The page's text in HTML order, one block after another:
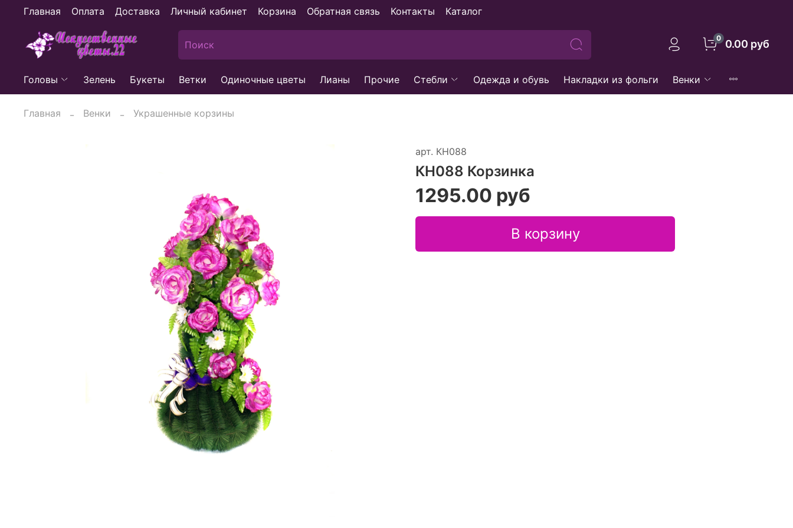
Главная Оплата Доставка Личный кабинет Корзина Обратная связь Контакты Каталог
0 0.00 руб
Головы Зелень Букеты Ветки Одиночные цветы Лианы Прочие Стебли Одежда и обувь Накладки из фольги Венки
Главная Венки Украшенные корзины
арт. КН088
КН088 Корзинка
1295.00 руб
В корзину